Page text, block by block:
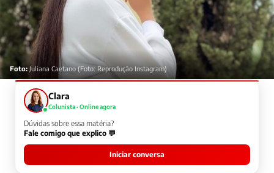
Foto: Juliana Caetano (Foto: Reprodução Instagram)
Clara
Colunista · Online agora
Dúvidas sobre essa matéria?
Fale comigo que explico 💬
Iniciar conversa